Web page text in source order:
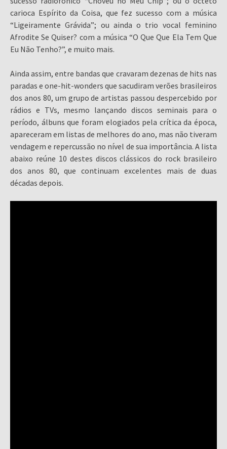
carioca Espírito da Coisa, que fez sucesso com a música
“Ligeiramente Grávida”; ou ainda o trio vocal feminino
Afrodite Se Quiser? com a música “O Que Que Ela Tem Que
Eu Não Tenho?”, e muito mais.
Ainda assim, entre bandas que cravaram dezenas de hits nas
paradas e one-hit-wonders que sacudiram verões brasileiros
dos anos 80, um grupo de artistas passou despercebido por
rádios e TVs, mesmo lançando discos seminais para o
período, álbuns que foram elogiados pela crítica da época,
apareceram em listas de melhores do ano, mas não tiveram
vendagem e repercussão no nível de sua importância. A lista
abaixo reúne 10 destes discos clássicos do rock brasileiro
dos anos 80, que continuam excelentes mais de duas
décadas depois.